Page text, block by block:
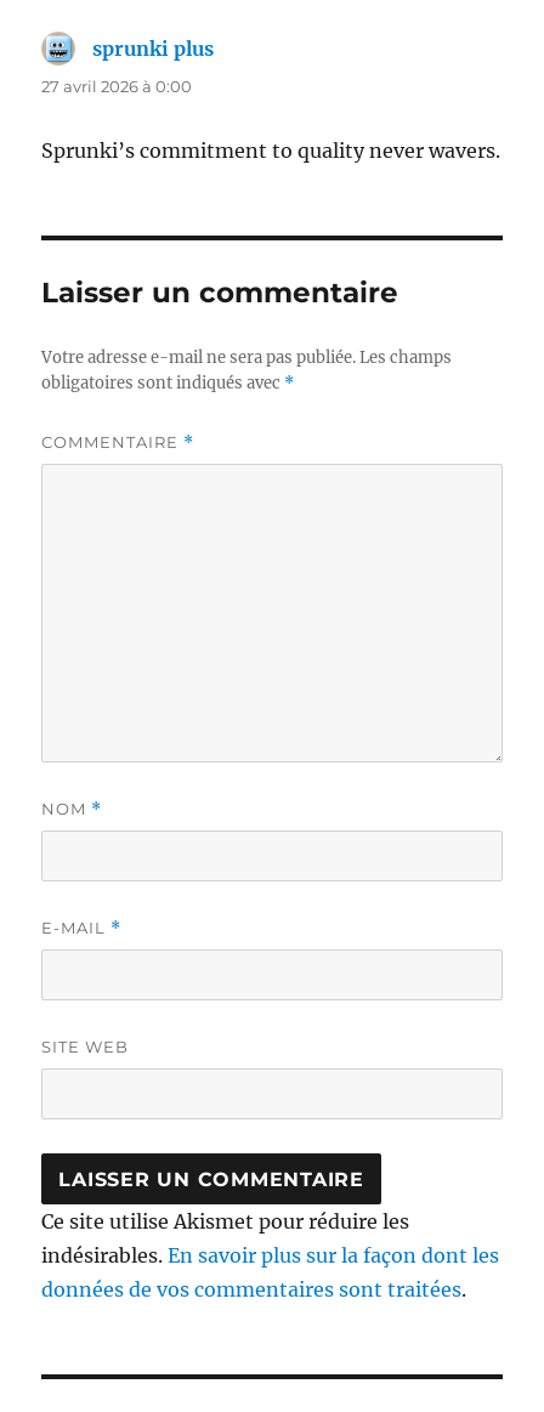
sprunki plus
27 avril 2026 à 0:00
Sprunki’s commitment to quality never wavers.
Laisser un commentaire
Votre adresse e-mail ne sera pas publiée. Les champs
obligatoires sont indiqués avec *
COMMENTAIRE *
NOM *
E-MAIL *
SITE WEB
Ce site utilise Akismet pour réduire les
indésirables.En savoir plus sur la façon dont les
données de vos commentaires sont traitées.